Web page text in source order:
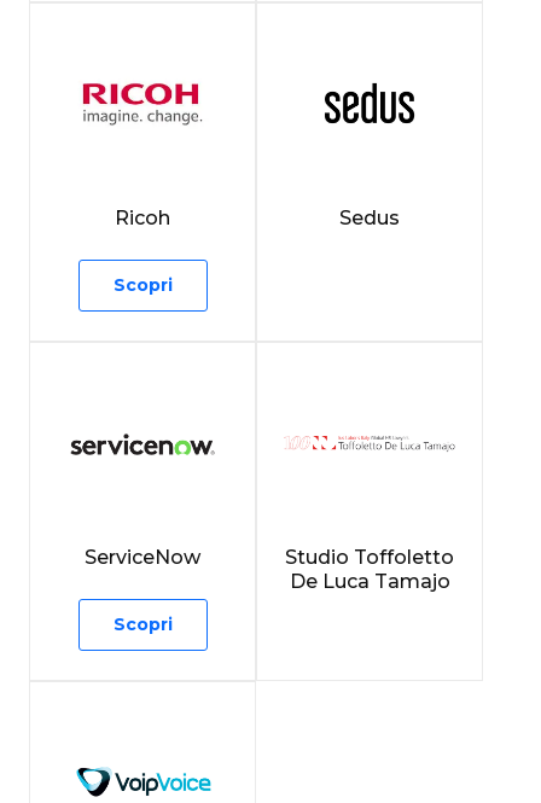
Ricoh
Scopri
Sedus
ServiceNow
Scopri
Studio Toffoletto
De Luca Tamajo